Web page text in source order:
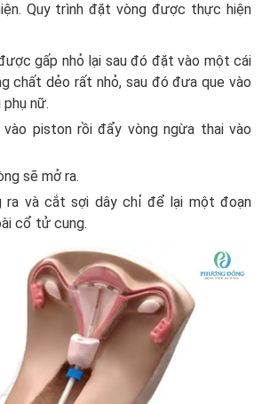
Quy trình đặt vòng được thực hiện
gấp nhỏ lại sau đó đặt vào một cái
chất dẻo rất nhỏ, sau đó đưa que vào
nữ.
piston rồi đẩy vòng ngừa thai vào
sẽ mở ra.
ra và cắt sợi dây chỉ để lại một đoạn
cổ tử cung.